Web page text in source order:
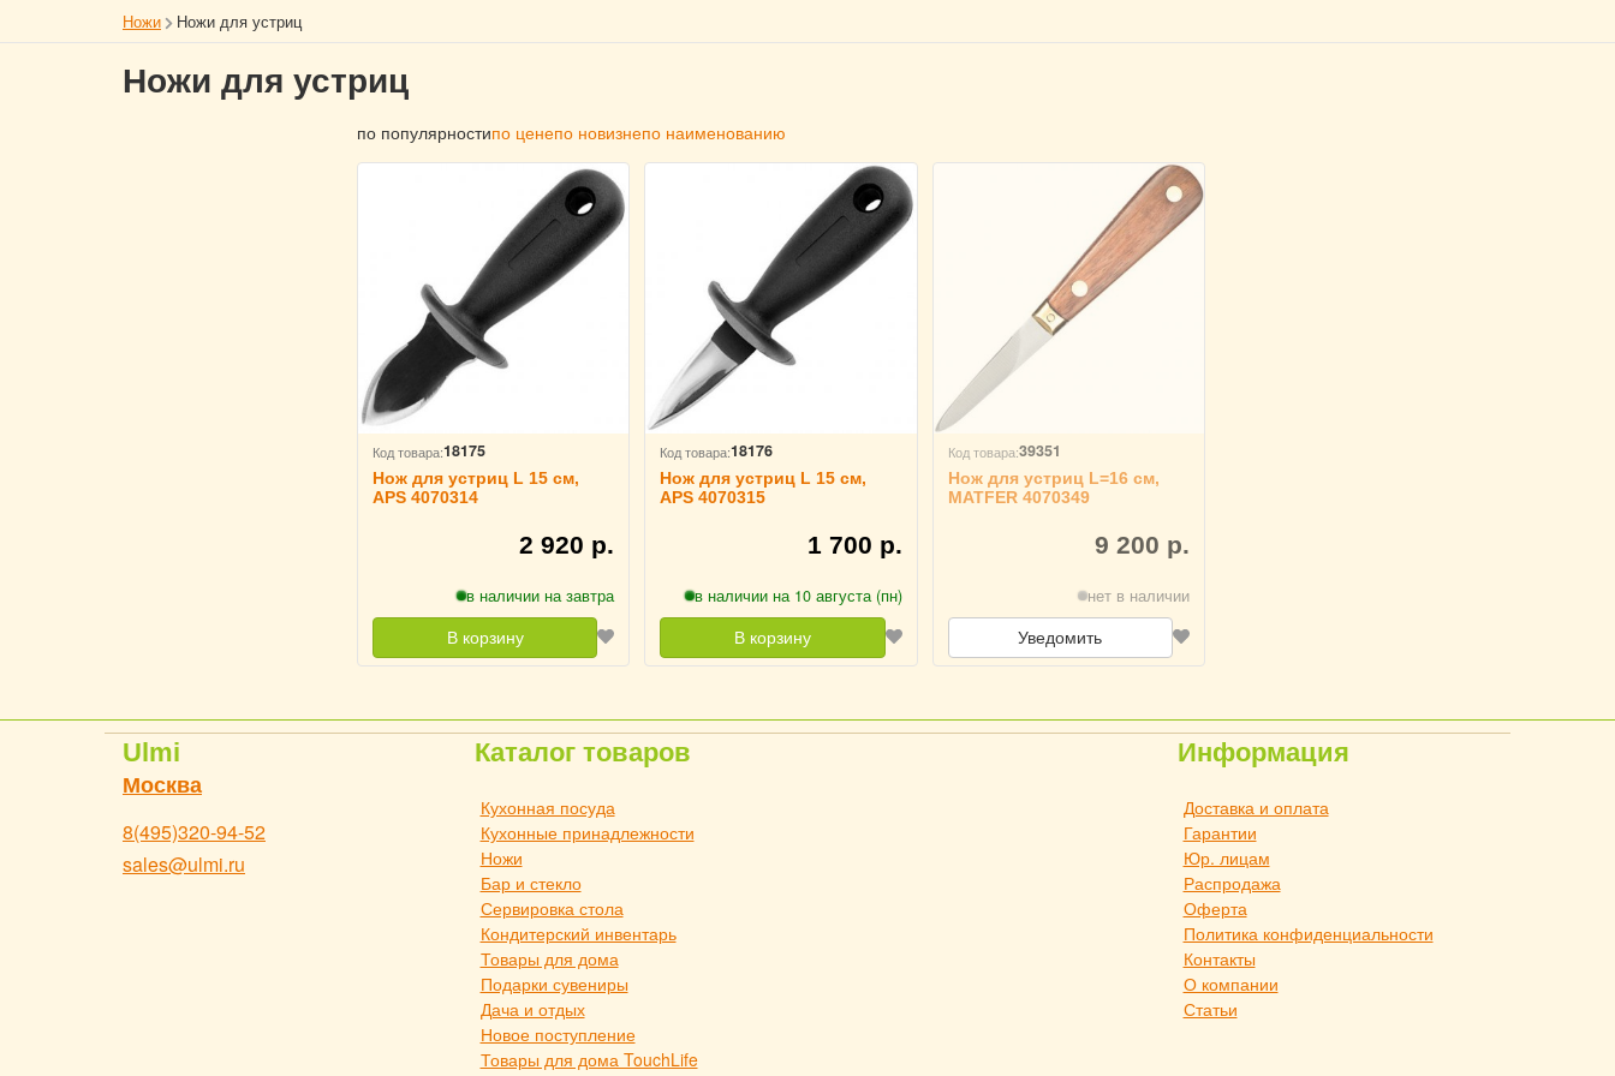
Ножи Ножи для устриц
Ножи для устриц
по популярностипо ценепо новизнепо наименованию
Код товара:18175
Нож для устриц L 15 см,
APS 4070314
2 920 р.
в наличии на завтра
В корзину
Код товара:18176
Нож для устриц L 15 см,
APS 4070315
1 700 р.
в наличии на 10 августа (пн)
В корзину
Код товара:39351
Нож для устриц L=16 см,
MATFER 4070349
9 200 р.
нет в наличии
Уведомить
Ulmi
Москва
8(495)320-94-52
sales@ulmi.ru
Каталог товаров
Кухонная посуда
Кухонные принадлежности
Ножи
Бар и стекло
Сервировка стола
Кондитерский инвентарь
Товары для дома
Подарки сувениры
Дача и отдых
Новое поступление
Товары для дома TouchLife
Информация
Доставка и оплата
Гарантии
Юр. лицам
Распродажа
Оферта
Политика конфиденциальности
Контакты
О компании
Статьи